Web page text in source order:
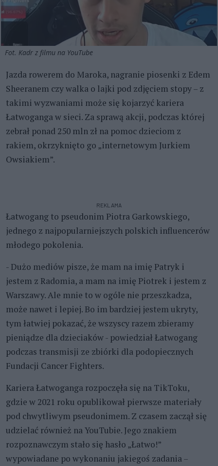
Fot. Kadr z filmu na YouTube
Jazda rowerem do Maroka, nagranie piosenki z Edem
Sheeranem czy walka o lajki pod zdjęciem stopy – z
takimi wyzwaniami może się kojarzyć kariera
Łatwoganga w sieci. Za sprawą akcji, podczas której
zebrał ponad 250 mln zł na pomoc dzieciom z
rakiem, okrzyknięto go „internetowym Jurkiem
Owsiakiem”.
REKLAMA
Łatwogang to pseudonim Piotra Garkowskiego,
jednego z najpopularniejszych polskich influencerów
młodego pokolenia.
- Dużo mediów pisze, że mam na imię Patryk i
jestem z Radomia, a mam na imię Piotrek i jestem z
Warszawy. Ale mnie to w ogóle nie przeszkadza,
może nawet i lepiej. Bo im bardziej jestem ukryty,
tym łatwiej pokazać, że wszyscy razem zbieramy
pieniądze dla dzieciaków - powiedział Łatwogang
podczas transmisji ze zbiórki dla podopiecznych
Fundacji Cancer Fighters.
Kariera Łatwoganga rozpoczęła się na TikToku,
gdzie w 2021 roku opublikował pierwsze materiały
pod chwytliwym pseudonimem. Z czasem zaczął się
udzielać również na YouTubie. Jego znakiem
rozpoznawczym stało się hasło „Łatwo!”
wypowiadane po wykonaniu jakiegoś zadania –